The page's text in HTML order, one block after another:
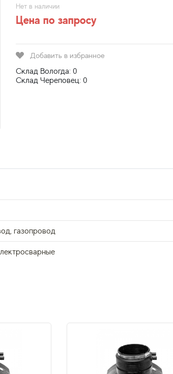
Нет в наличии
Цена по запросу
Добавить в избранное
Склад Вологда: 0
Склад Череповец: 0
газопровод